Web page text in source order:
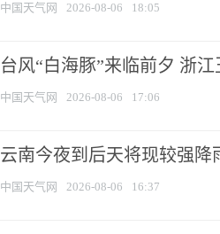
中国天气网 2026-08-06 18:05
台风“白海豚”来临前夕 浙
中国天气网 2026-08-06 17:06
云南今夜到后天将现较强降
中国天气网 2026-08-06 16:37